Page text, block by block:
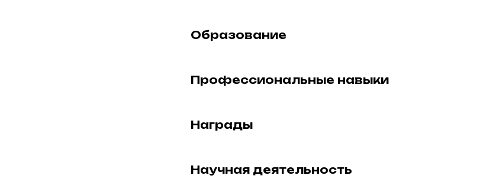
Образование
Профессиональные навыки
Награды
Научная деятельность